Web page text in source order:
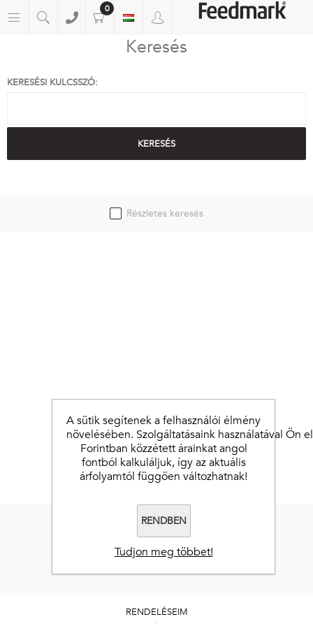
0
Keresés
KERESÉSI KULCSSZÓ:
Részletes keresés
RENDELÉSEIM
A sütik segítenek a felhasználói élmény
növelésében. Szolgáltatásaink használatával Ön
Forintban közzétett árainkat angol
fontból kalkuláljuk, így az aktuális
árfolyamtól függően változhatnak!
RENDBEN
Tudjon meg többet!